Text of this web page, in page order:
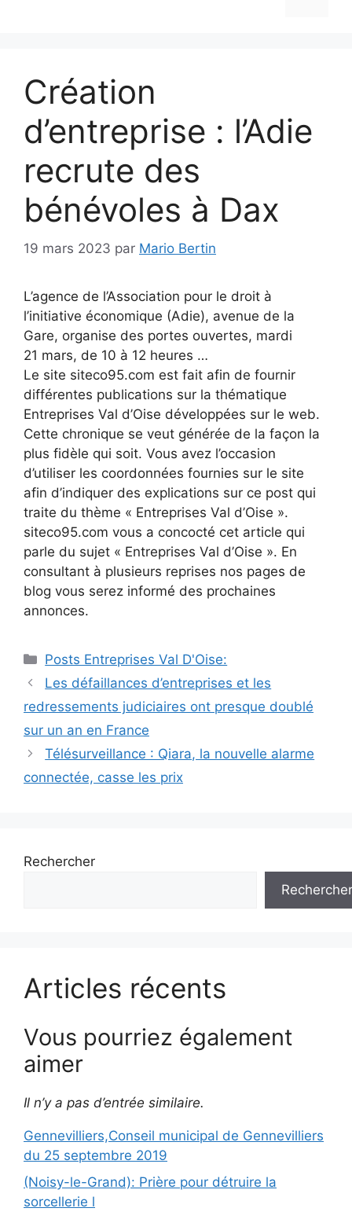
Création
d’entreprise : l’Adie
recrute des
bénévoles à Dax
19 mars 2023 par Mario Bertin
L’agence de l’Association pour le droit à
l’initiative économique (Adie), avenue de la
Gare, organise des portes ouvertes, mardi
21 mars, de 10 à 12 heures …
Le site siteco95.com est fait afin de fournir
différentes publications sur la thématique
Entreprises Val d’Oise développées sur le web.
Cette chronique se veut générée de la façon la
plus fidèle qui soit. Vous avez l’occasion
d’utiliser les coordonnées fournies sur le site
afin d’indiquer des explications sur ce post qui
traite du thème « Entreprises Val d’Oise ».
siteco95.com vous a concocté cet article qui
parle du sujet « Entreprises Val d’Oise ». En
consultant à plusieurs reprises nos pages de
blog vous serez informé des prochaines
annonces.
Catégories
Posts Entreprises Val D'Oise:
Navigation
des
Les défaillances d’entreprises et les
redressements judiciaires ont presque doublé
sur un an en France
Télésurveillance : Qiara, la nouvelle alarme
connectée, casse les prix
Rechercher
Rechercher
Articles récents
Vous pourriez également
aimer
Il n’y a pas d’entrée similaire.
Gennevilliers,Conseil municipal de Gennevilliers
du 25 septembre 2019
(Noisy-le-Grand): Prière pour détruire la
sorcellerie l